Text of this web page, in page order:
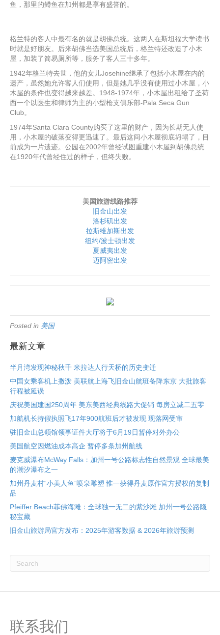
鱼，那里的鳟鱼在加州都是享有盛誉的。
格兰特的客人中最有名的就是胡佛总统。这两人在斯坦福大学读书
时就是好朋友。后来胡佛当选美国总统后，格兰特还改造了小木
屋，加装了简易厕所等，服务了客人三十多年。
1942年格兰特去世，他的女儿Josehine继承了包括小木屋在内的
遗产，虽然她允许客人们使用，但是她几乎没有使用过小木屋，小
木屋的条件也变得越来越差。1948-1974年，小木屋出租给了圣荷
西一个以医生和律师为主的小型枪支俱乐部-Pala Seca Gun
Club。
1974年Santa Clara County购买了这里的财产，因为长期无人使
用，小木屋的破落变得更迅速了。最后这间小木屋彻底坍塌了，目
前成为一片遗迹。公园在2002年曾经试图重建小木屋到胡佛总统
在1920年代曾经住过的样子，但终失败。
美国旅游线路推荐
旧金山出发
洛杉矶出发
拉斯维加斯出发
纽约/波士顿出发
夏威夷出发
迈阿密出发
Posted in 美国
最新文章
半月湾发现神秘秋千 米拉达人行天桥的历史变迁
中国女乘客机上撒泼 美联航上海飞旧金山航班备降东京 大批旅客
行程被延误
庆祝美国建国250周年 美东美西经典线路大促销 每房立减二五零
加航机长持假执照飞17年900航班后才被发现 现落网受审
驻旧金山总领馆领事证件大厅将于6月19日暂停对外办公
美国航空因燃油成本高企 暂停多条加州航线
麦克威瀑布McWay Falls：加州一号公路标志性自然景观 全球最美
的潮汐瀑布之一
加州丹麦村“小美人鱼”喷泉雕塑 惟一获得丹麦原作官方授权的复制
品
Pfeiffer Beach菲佛海滩：全球独一无二的紫沙滩 加州一号公路隐
秘宝藏
旧金山旅游局官方发布：2025年游客数据 & 2026年旅游预测
联系我们